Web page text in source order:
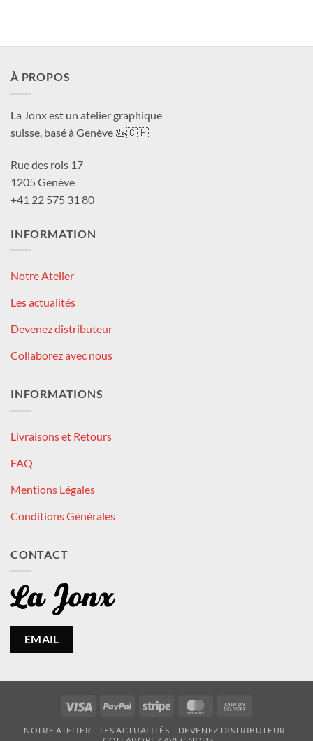
À PROPOS
La Jonx est un atelier graphique
suisse, basé à Genève 🦢🇨🇭
Rue des rois 17
1205 Genève
+41 22 575 31 80
INFORMATION
Notre Atelier
Les actualités
Devenez distributeur
Collaborez avec nous
INFORMATIONS
Livraisons et Retours
FAQ
Mentions Légales
Conditions Générales
CONTACT
EMAIL
Visa PayPal Stripe MasterCard
Delivery
NOTRE ATELIER LES ACTUALITÉS
DEVENEZ DISTRIBUTEUR